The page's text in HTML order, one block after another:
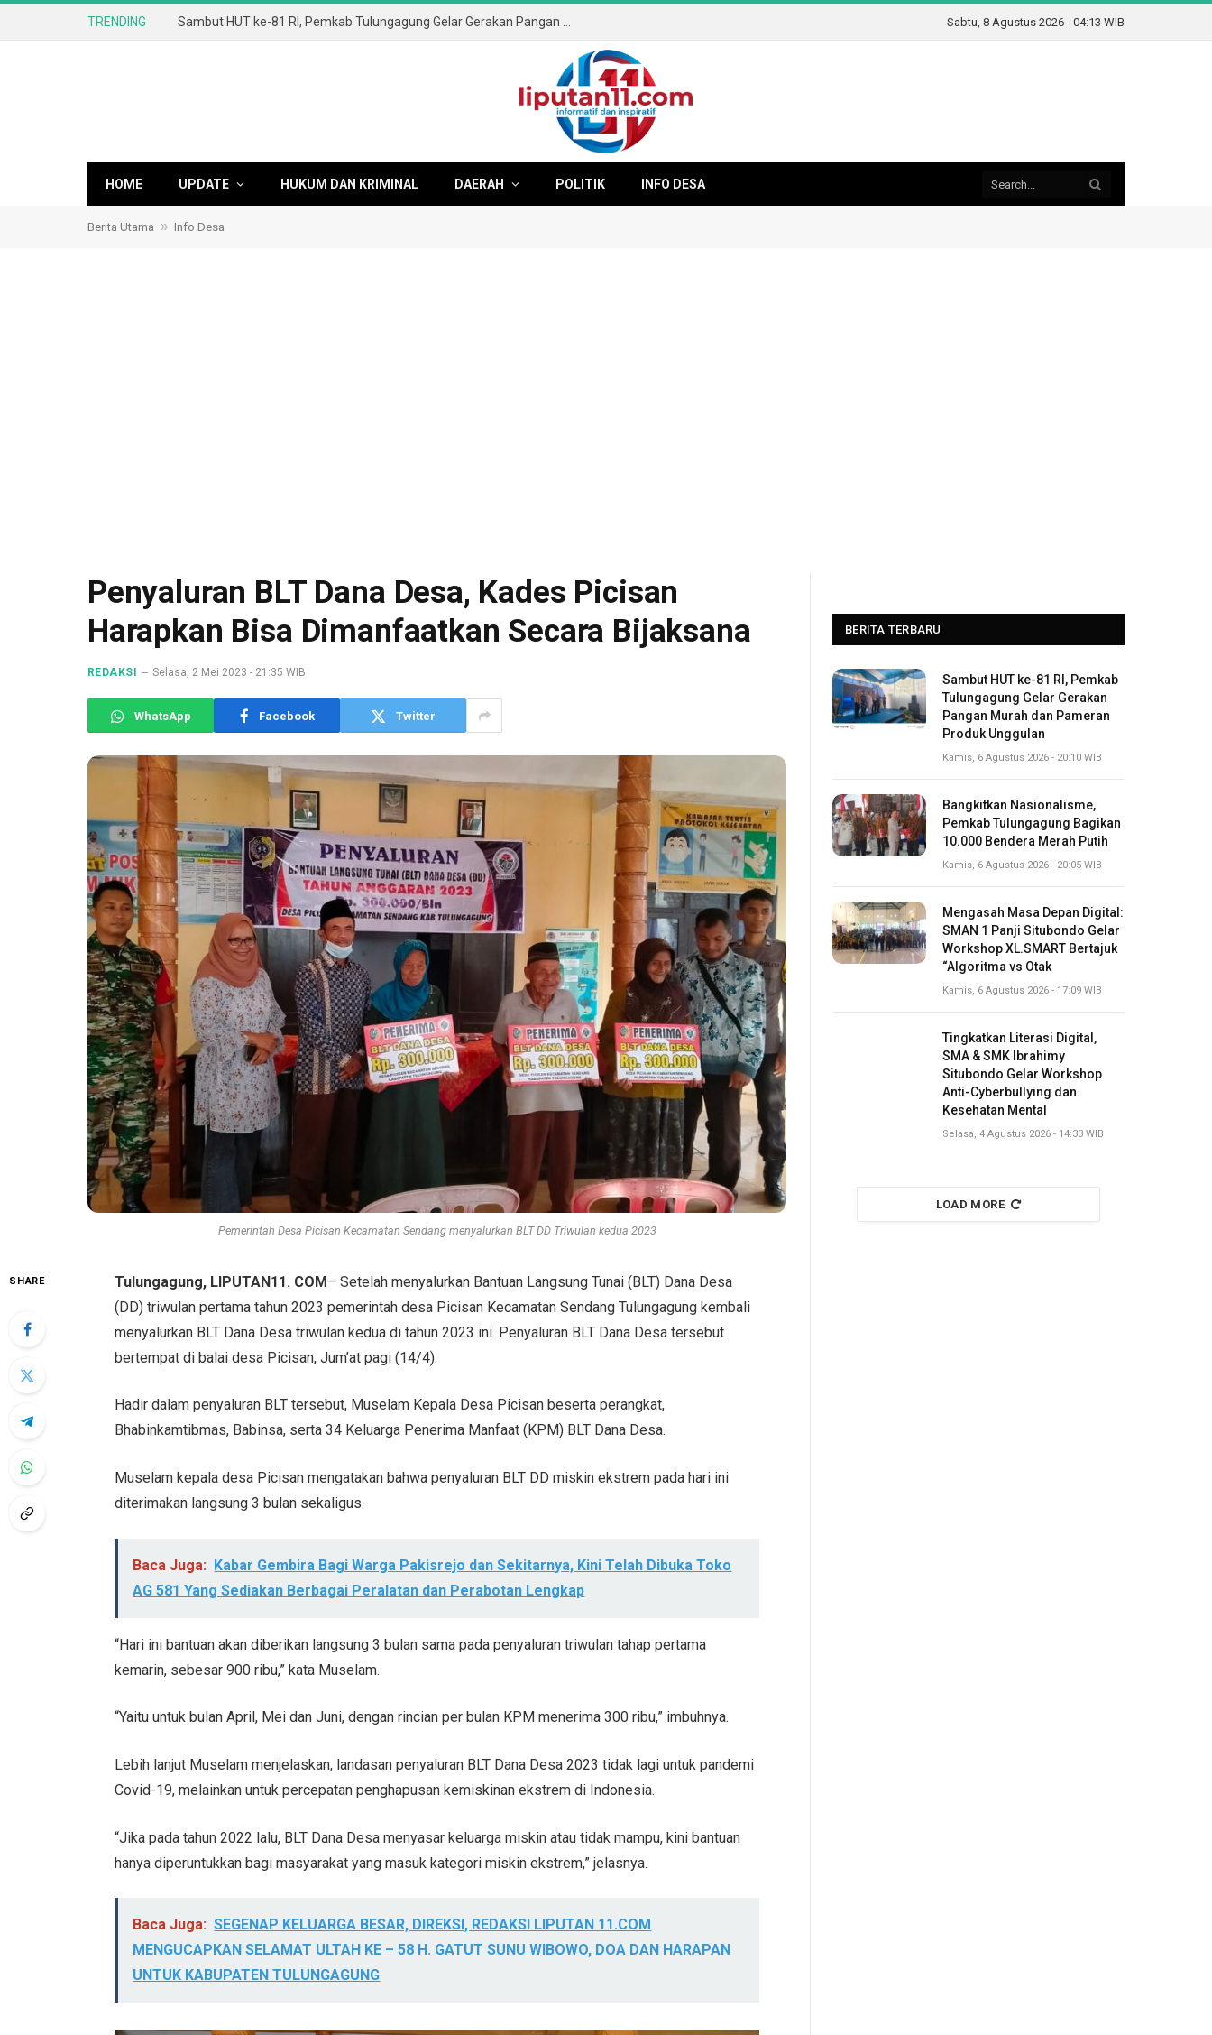
TRENDING Sabtu, 8 Agustus 2026 - 04:13 WIB
HOME UPDATE HUKUM DAN KRIMINAL DAERAH POLITIK INFO DESA
Berita Utama » Info Desa
Penyaluran BLT Dana Desa, Kades Picisan
Harapkan Bisa Dimanfaatkan Secara Bijaksana
REDAKSI Selasa, 2 Mei 2023 - 21:35 WIB
WhatsApp Facebook Twitter
Pemerintah Desa Picisan Kecamatan Sendang menyalurkan BLT DD Triwulan kedua 2023
SHARE Tulungagung, LIPUTAN11. COM– Setelah menyalurkan Bantuan Langsung Tunai (BLT) Dana Desa
(DD) triwulan pertama tahun 2023 pemerintah desa Picisan Kecamatan Sendang Tulungagung kembali
menyalurkan BLT Dana Desa triwulan kedua di tahun 2023 ini. Penyaluran BLT Dana Desa tersebut
bertempat di balai desa Picisan, Jum’at pagi (14/4).
Hadir dalam penyaluran BLT tersebut, Muselam Kepala Desa Picisan beserta perangkat,
Bhabinkamtibmas, Babinsa, serta 34 Keluarga Penerima Manfaat (KPM) BLT Dana Desa.
Muselam kepala desa Picisan mengatakan bahwa penyaluran BLT DD miskin ekstrem pada hari ini
diterimakan langsung 3 bulan sekaligus.
Baca Juga: Kabar Gembira Bagi Warga Pakisrejo dan Sekitarnya, Kini Telah Dibuka Toko
AG 581 Yang Sediakan Berbagai Peralatan dan Perabotan Lengkap
“Hari ini bantuan akan diberikan langsung 3 bulan sama pada penyaluran triwulan tahap pertama
kemarin, sebesar 900 ribu,” kata Muselam.
“Yaitu untuk bulan April, Mei dan Juni, dengan rincian per bulan KPM menerima 300 ribu,” imbuhnya.
Lebih lanjut Muselam menjelaskan, landasan penyaluran BLT Dana Desa 2023 tidak lagi untuk pandemi
Covid-19, melainkan untuk percepatan penghapusan kemiskinan ekstrem di Indonesia.
“Jika pada tahun 2022 lalu, BLT Dana Desa menyasar keluarga miskin atau tidak mampu, kini bantuan
hanya diperuntukkan bagi masyarakat yang masuk kategori miskin ekstrem,” jelasnya.
Baca Juga: SEGENAP KELUARGA BESAR, DIREKSI, REDAKSI LIPUTAN 11.COM
MENGUCAPKAN SELAMAT ULTAH KE – 58 H. GATUT SUNU WIBOWO, DOA DAN HARAPAN
UNTUK KABUPATEN TULUNGAGUNG
BERITA TERBARU
Sambut HUT ke-81 RI, Pemkab
Tulungagung Gelar Gerakan
Pangan Murah dan Pameran
Produk Unggulan
Kamis, 6 Agustus 2026 - 20:10 WIB
Bangkitkan Nasionalisme,
Pemkab Tulungagung Bagikan
10.000 Bendera Merah Putih
Kamis, 6 Agustus 2026 - 20:05 WIB
Mengasah Masa Depan Digital:
SMAN 1 Panji Situbondo Gelar
Workshop XL.SMART Bertajuk
“Algoritma vs Otak
Kamis, 6 Agustus 2026 - 17:09 WIB
Tingkatkan Literasi Digital,
SMA & SMK Ibrahimy
Situbondo Gelar Workshop
Anti-Cyberbullying dan
Kesehatan Mental
Selasa, 4 Agustus 2026 - 14:33 WIB
LOAD MORE